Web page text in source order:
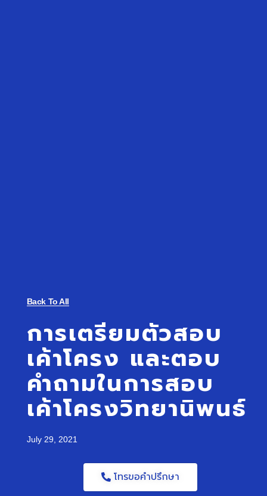
Back To All
การเตรียมตัวสอบ
เค้าโครง และตอบ
คำถามในการสอบ
เค้าโครงวิทยานิพนธ์
July 29, 2021
โทรขอคำปรึกษา